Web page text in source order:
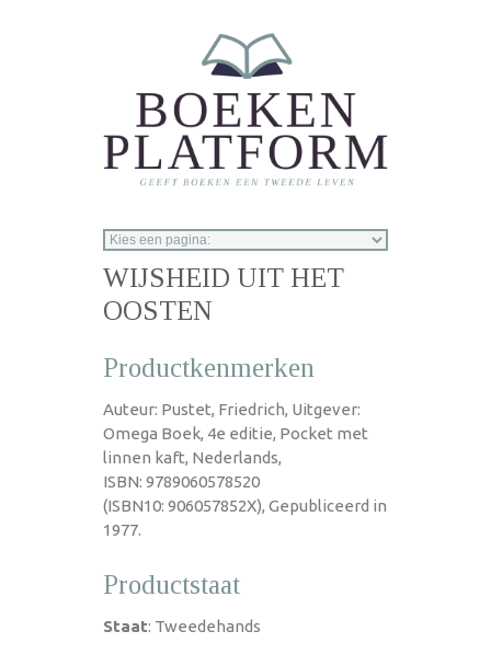
WIJSHEID UIT HET
OOSTEN
Productkenmerken
Auteur: Pustet, Friedrich, Uitgever:
Omega Boek, 4e editie, Pocket met
linnen kaft, Nederlands,
ISBN: 9789060578520
(ISBN10: 906057852X), Gepubliceerd in
1977.
Productstaat
Staat: Tweedehands